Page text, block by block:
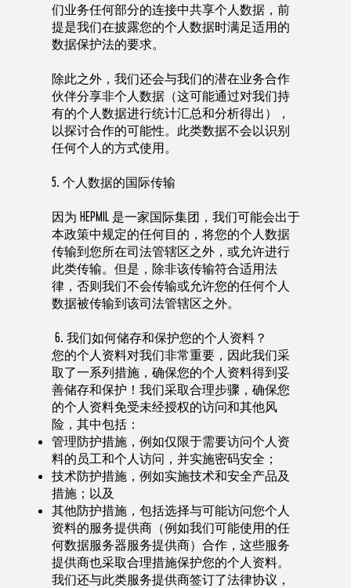
们业务任何部分的连接中共享个人数据，前
提是我们在披露您的个人数据时满足适用的
数据保护法的要求。
除此之外，我们还会与我们的潜在业务合作
伙伴分享非个人数据（这可能通过对我们持
有的个人数据进行统计汇总和分析得出），
以探讨合作的可能性。此类数据不会以识别
任何个人的方式使用。
5. 个人数据的国际传输
因为 HEPMIL 是一家国际集团，我们可能会出于
本政策中规定的任何目的，将您的个人数据
传输到您所在司法管辖区之外，或允许进行
此类传输。但是，除非该传输符合适用法
律，否则我们不会传输或允许您的任何个人
数据被传输到该司法管辖区之外。
6. 我们如何储存和保护您的个人资料？
您的个人资料对我们非常重要，因此我们采
取了一系列措施，确保您的个人资料得到妥
善储存和保护！我们采取合理步骤，确保您
的个人资料免受未经授权的访问和其他风
险，其中包括：
管理防护措施，例如仅限于需要访问个人资
料的员工和个人访问，并实施密码安全；
技术防护措施，例如实施技术和安全产品及
措施；以及
其他防护措施，包括选择与可能访问您个人
资料的服务提供商（例如我们可能使用的任
何数据服务器服务提供商）合作，这些服务
提供商也采取合理措施保护您的个人资料。
我们还与此类服务提供商签订了法律协议，